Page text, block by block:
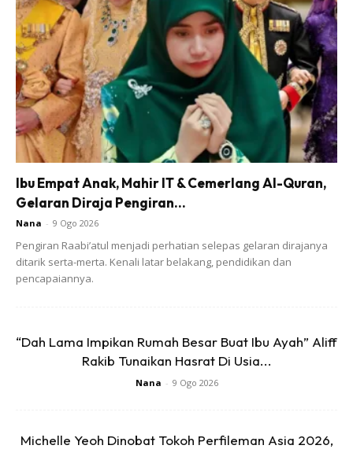
Kalau yang sakit lutut, nak keluarkan angin dalam badan,
lembutkan urat, hilangkan peluh berlebihan dan kuman
dalam darah. Boleh amalkan pagi selepas sarapan dan
petang
Boleh letakkan dalam peti ais dan minum sepanjang hari.
Insha-Allah berkesan.
Sumber : Ana Mahabu
Saksikan sepanjang minggu ini bermula 7 hingga 11 Februari
di fb keluargamagazine setiap jam 2.30 petang.
Ibu Empat Anak, Mahir IT & Cemerlang Al-Quran,
Gelaran Diraja Pengiran...
Nana - 9 Ogo 2026
Pengiran Raabi’atul menjadi perhatian selepas gelaran dirajanya
ditarik serta-merta. Kenali latar belakang, pendidikan dan
pencapaiannya.
“Dah Lama Impikan Rumah Besar Buat Ibu Ayah” Aliff
Rakib Tunaikan Hasrat Di Usia...
Nana - 9 Ogo 2026
Michelle Yeoh Dinobat Tokoh Perfileman Asia 2026,